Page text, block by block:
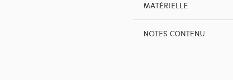
MATÉRIELLE
NOTES CONTENU